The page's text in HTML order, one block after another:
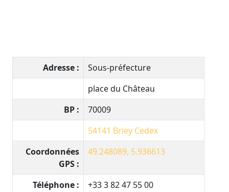
Adresse :
Sous-préfecture
place du Château
BP :
70009
54141 Briey Cedex
Coordonnées
GPS :
49.248089, 5.936613
Téléphone :
+33 3 82 47 55 00